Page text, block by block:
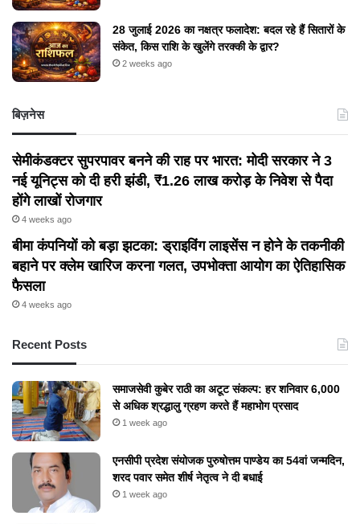
28 जुलाई 2026 का नक्षत्र फलादेश: बदल रहे हैं सितारों के
संकेत, किस राशि के खुलेंगे तरक्की के द्वार?
2 weeks ago
बिज़नेस
सेमीकंडक्टर सुपरपावर बनने की राह पर भारत: मोदी सरकार ने 3
नई यूनिट्स को दी हरी झंडी, ₹1.26 लाख करोड़ के निवेश से पैदा
होंगे लाखों रोजगार
4 weeks ago
बीमा कंपनियों को बड़ा झटका: ड्राइविंग लाइसेंस न होने के तकनीकी
बहाने पर क्लेम खारिज करना गलत, उपभोक्ता आयोग का ऐतिहासिक
फैसला
4 weeks ago
Recent Posts
समाजसेवी कुबेर राठी का अटूट संकल्प: हर शनिवार 6,000
से अधिक श्रद्धालु ग्रहण करते हैं महाभोग प्रसाद
1 week ago
एनसीपी प्रदेश संयोजक पुरुषोत्तम पाण्डेय का 54वां जन्मदिन,
शरद पवार समेत शीर्ष नेतृत्व ने दी बधाई
1 week ago